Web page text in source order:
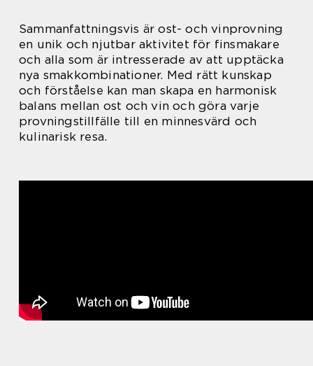
Sammanfattningsvis är ost- och vinprovning
en unik och njutbar aktivitet för finsmakare
och alla som är intresserade av att upptäcka
nya smakkombinationer. Med rätt kunskap
och förståelse kan man skapa en harmonisk
balans mellan ost och vin och göra varje
provningstillfälle till en minnesvärd och
kulinarisk resa.